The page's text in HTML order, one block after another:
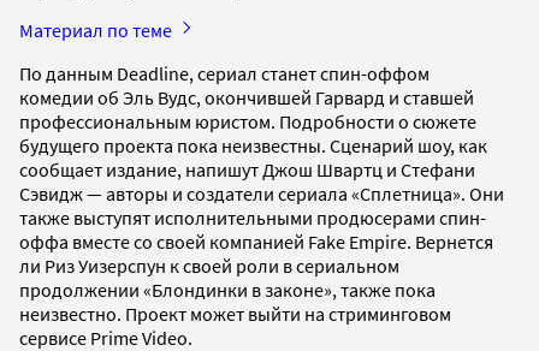
Материал по теме
По данным Deadline, сериал станет спин-оффом
комедии об Эль Вудс, окончившей Гарвард и ставшей
профессиональным юристом. Подробности о сюжете
будущего проекта пока неизвестны. Сценарий шоу, как
сообщает издание, напишут Джош Швартц и Стефани
Сэвидж — авторы и создатели сериала «Сплетница». Они
также выступят исполнительными продюсерами спин-
оффа вместе со своей компанией Fake Empire. Вернется
ли Риз Уизерспун к своей роли в сериальном
продолжении «Блондинки в законе», также пока
неизвестно. Проект может выйти на стриминговом
сервисе Prime Video.